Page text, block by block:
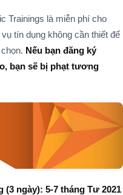
Trainings là miễn phí cho
tín dụng không cần thiết để
Nếu bạn đăng ký
bạn sẽ bị phạt tương
(3 ngày): 5-7 tháng Tư 2021